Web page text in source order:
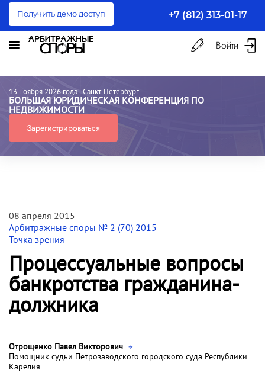
Получить демо доступ +7 (812) 313-01-17
Войти
13 ноября 2026 года | Санкт-Петербург
БОЛЬШАЯ ЮРИДИЧЕСКАЯ КОНФЕРЕНЦИЯ ПО
НЕДВИЖИМОСТИ
Зарегистрироваться
08 апреля 2015
Арбитражные споры № 2 (70) 2015
Точка зрения
Процессуальные вопросы
банкротства гражданина-
должника
Отрощенко Павел Викторович
Помощник судьи Петрозаводского городского суда Республики
Карелия